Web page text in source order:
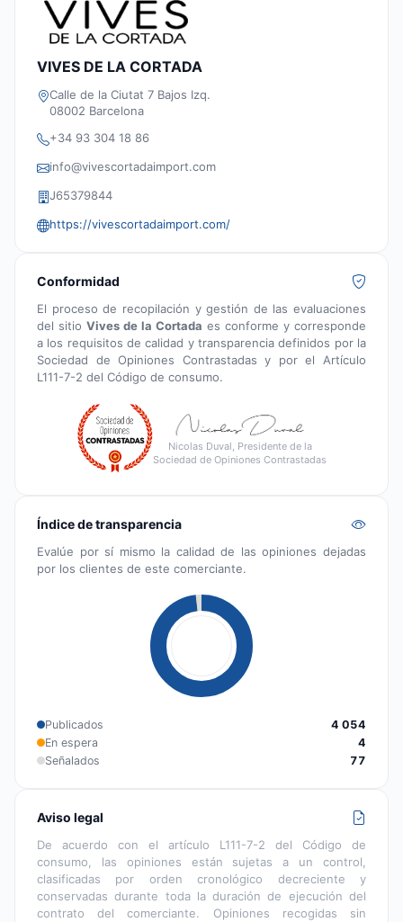
VIVES DE LA CORTADA
Calle de la Ciutat 7 Bajos Izq.
08002 Barcelona
+34 93 304 18 86
info@vivescortadaimport.com
J65379844
https://vivescortadaimport.com/
Conformidad
El proceso de recopilación y gestión de las evaluaciones
del sitio Vives de la Cortada es conforme y corresponde
a los requisitos de calidad y transparencia definidos por la
Sociedad de Opiniones Contrastadas y por el Artículo
L111-7-2 del Código de consumo.
Nicolas Duval, Presidente de la
Sociedad de Opiniones Contrastadas
Índice de transparencia
Evalúe por sí mismo la calidad de las opiniones dejadas
por los clientes de este comerciante.
Publicados
4 054
En espera
4
Señalados
77
Aviso legal
De acuerdo con el artículo L111-7-2 del Código de
consumo, las opiniones están sujetas a un control,
clasificadas por orden cronológico decreciente y
conservadas durante toda la duración de ejecución del
contrato del comerciante. Opiniones recogidas sin